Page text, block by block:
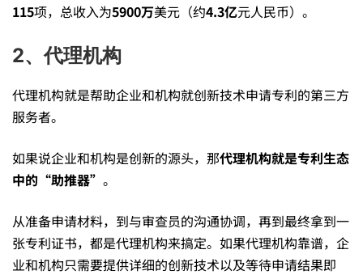
查
机
关，
律
所，
115项，总收入为5900万美元（约4.3亿元人民币）。
2、代理机构
代理机构就是帮助企业和机构就创新技术申请专利的第三方
服务者。
如果说企业和机构是创新的源头，那代理机构就是专利生态
中的“助推器” 。
从准备申请材料，到与审查员的沟通协调，再到最终拿到一
张专利证书，都是代理机构来搞定。如果代理机构靠谱，企
业和机构只需要提供详细的创新技术以及等待申请结果即